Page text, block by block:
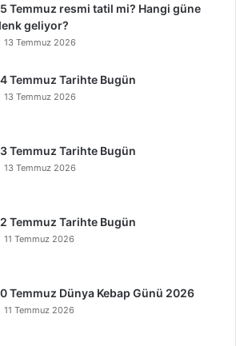
Temmuz resmi tatil mi? Hangi güne
geliyor?
13 Temmuz 2026
Temmuz Tarihte Bugün
13 Temmuz 2026
Temmuz Tarihte Bugün
13 Temmuz 2026
Temmuz Tarihte Bugün
11 Temmuz 2026
Temmuz Dünya Kebap Günü 2026
11 Temmuz 2026